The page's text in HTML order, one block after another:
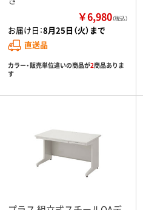
￥6,980（税込）
お届け日：8月25日（火）まで
直送品
カラー・販売単位違いの商品が2商品ありま
す